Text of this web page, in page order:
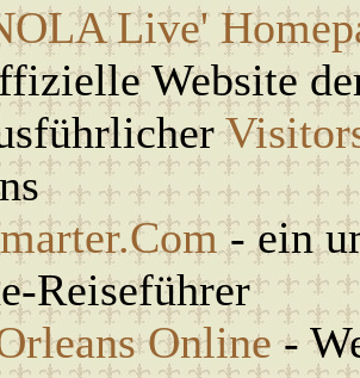
Live'
Website
- ein
Reiseführer
Online-